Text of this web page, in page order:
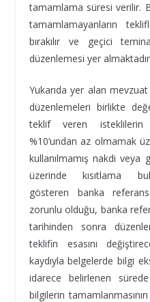
tamamlama süresi verilir.
tamamlamayanların
bırakılır ve geçici
düzenlemesi yer
Yukarıda yer alan
düzenlemeleri birlikte
teklif veren
%10’undan az olmamak
kullanılmamış nakdi
üzerinde kısıtlama
gösteren banka
zorunlu olduğu, banka
tarihinden sonra
teklifin esasını
kaydıyla belgelerde bilgi
idarece belirlenen
bilgilerin